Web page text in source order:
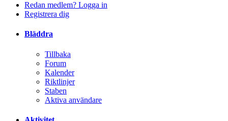
Redan medlem? Logga in
Registrera dig
Bläddra
Tillbaka
Forum
Kalender
Riktlinjer
Staben
Aktiva användare